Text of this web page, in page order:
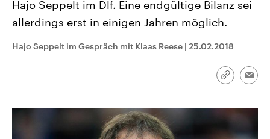
September 2026 einen neuen
Landtag. Seit 2021 wird das
Bundesland von einer Koalition aus
CDU, SPD und FDP regiert.-
Umfragen, Prognosen,
Wahlprogramme, aktuelle Berichte
gehören die Vereinigten
den mächtigsten Ländern
mit großem Einfluss auf
aktuelle Weltgeschehen.
Hajo Seppelt im Dlf. Eine endgültige Bilanz sei
allerdings erst in einigen Jahren möglich.
Hajo Seppelt im Gespräch mit Klaas Reese | 25.02.2018
Link